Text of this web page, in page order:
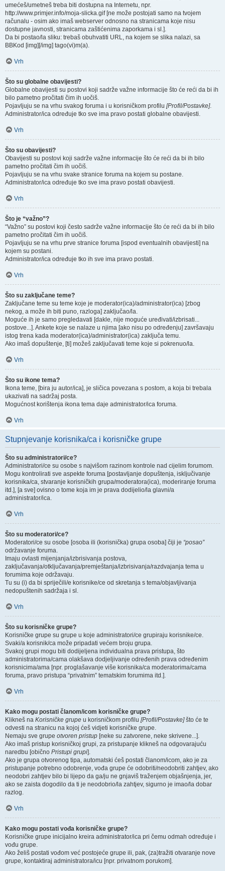
umećeš/umetneš treba biti dostupna na Internetu, npr.
http://www.primjer.info/moja-slicka.gif [ne može postojati samo na tvojem
računalu - osim ako imaš webserver odnosno na stranicama koje nisu
dostupne javnosti, stranicama zaštićenima zaporkama i sl.].
Da bi postao/la sliku: trebaš obuhvatiti URL, na kojem se slika nalazi, sa
BBKod [img][/img] tago(vi)m(a).
Vrh
Što su globalne obavijesti?
Globalne obavijesti su postovi koji sadrže važne informacije što će reći da bi ih
bilo pametno pročitati čim ih uočiš.
Pojavljuju se na vrhu svakog foruma i u korisničkom profilu [Profil/Postavke].
Administrator/ica određuje tko sve ima pravo postati globalne obavijesti.
Vrh
Što su obavijesti?
Obavijesti su postovi koji sadrže važne informacije što će reći da bi ih bilo
pametno pročitati čim ih uočiš.
Pojavljuju se na vrhu svake stranice foruma na kojem su postane.
Administrator/ica određuje tko sve ima pravo postati obavijesti.
Vrh
Što je “važno”?
“Važno” su postovi koji često sadrže važne informacije što će reći da bi ih bilo
pametno pročitati čim ih uočiš.
Pojavljuju se na vrhu prve stranice foruma [ispod eventualnih obavijesti] na
kojem su postani.
Administrator/ica određuje tko ih sve ima pravo postati.
Vrh
Što su zaključane teme?
Zaključane teme su teme koje je moderator(ica)/administrator(ica) [zbog
nekog, a može ih biti puno, razloga] zaključao/la.
Moguće ih je samo pregledavati [dakle, nije moguće uređivati/izbrisati...
postove...]. Ankete koje se nalaze u njima [ako nisu po određenju] završavaju
istog trena kada moderator(ica)/administrator(ica) zaključa temu.
Ako imaš dopuštenje, [ti] možeš zaključavati teme koje si pokrenuo/la.
Vrh
Što su ikone tema?
Ikona teme, [bira ju autor/ica], je sličica povezana s postom, a koja bi trebala
ukazivati na sadržaj posta.
Mogućnost korištenja ikona tema daje administrator/ica foruma.
Vrh
Stupnjevanje korisnika/ca i korisničke grupe
Što su administratori/ce?
Administratori/ce su osobe s najvišom razinom kontrole nad cijelim forumom.
Mogu kontrolirati sve aspekte foruma [postavljanje dopuštenja, isključivanje
korisnika/ca, stvaranje korisničkih grupa/moderatora(ica), moderiranje foruma
itd.], [a sve] ovisno o tome koja im je prava dodijelio/la glavni/a
administrator/ica.
Vrh
Što su moderatori/ce?
Moderatori/ce su osobe [osoba ili (korisnička) grupa osoba] čiji je “posao”
održavanje foruma.
Imaju ovlasti mijenjanja/izbrisivanja postova,
zaključavanja/otključavanja/premještanja/izbrisivanja/razdvajanja tema u
forumima koje održavaju.
Tu su (i) da bi spriječili/e korisnike/ce od skretanja s tema/objavljivanja
nedopuštenih sadržaja i sl.
Vrh
Što su korisničke grupe?
Korisničke grupe su grupe u koje administratori/ce grupiraju korisnike/ce.
Svaki/a korisnik/ca može pripadati većem broju grupa.
Svakoj grupi mogu biti dodijeljena individualna prava pristupa, što
administratorima/cama olakšava dodjeljivanje određenih prava određenim
korisnicima/ama [npr. proglašavanje više korisnika/ca moderatorima/cama
foruma, pravo pristupa “privatnim” tematskim forumima itd.].
Vrh
Kako mogu postati članom/icom korisničke grupe?
Klikneš na Korisničke grupe u korisničkom profilu [Profil/Postavke]što će te
odvesti na stranicu na kojoj ćeš vidjeti korisničke grupe.
Nemaju sve grupe otvoren pristup [neke su zatvorene, neke skrivene...].
Ako imaš pristup korisničkoj grupi, za pristupanje klikneš na odgovarajuću
naredbu [obično Pristupi grupi].
Ako je grupa otvorenog tipa, automatski ćeš postati članom/icom, ako je za
pristupanje potrebno odobrenje, vođa grupe će odobriti/neodobriti zahtjev, ako
neodobri zahtjev bilo bi lijepo da ga/ju ne gnjaviš traženjem objašnjenja, jer,
ako se zaista dogodilo da ti je neodobrio/la zahtjev, sigurno je imao/la dobar
razlog.
Vrh
Kako mogu postati vođa korisničke grupe?
Korisničke grupe inicijalno kreira administrator/ica pri čemu odmah određuje i
vođu grupe.
Ako želiš postati vođom već postojeće grupe ili, pak, (za)tražiti otvaranje nove
grupe, kontaktiraj administratora/icu [npr. privatnom porukom].